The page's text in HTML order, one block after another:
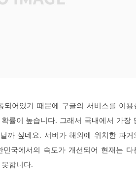
되어있기 때문에 구글의 서비스를 이용
률이 높습니다. 그래서 국내에서 가장
까 싶네요. 서버가 해외에 위치한 과거
민국에서의 속도가 개선되어 현재는 다
합니다.